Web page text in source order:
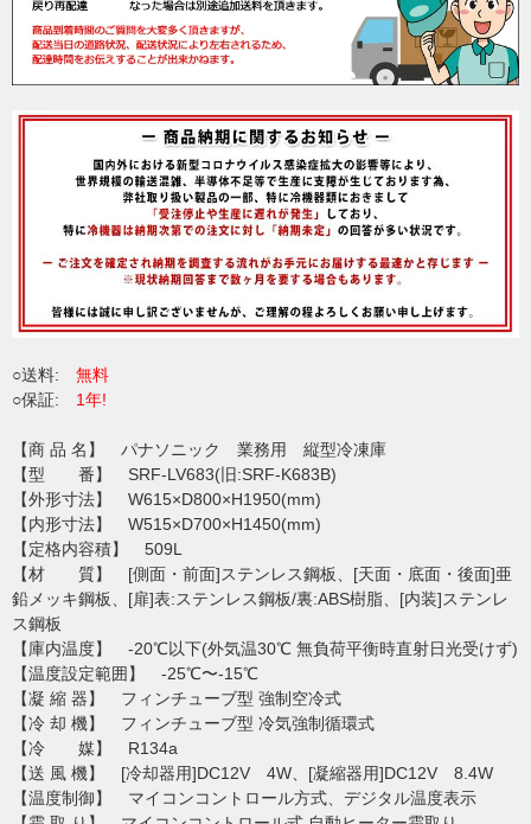
○送料: 無料
○保証: 1年!
【商 品 名】 パナソニック 業務用 縦型冷凍庫
【型 番】 SRF-LV683(旧:SRF-K683B)
【外形寸法】 W615×D800×H1950(mm)
【内形寸法】 W515×D700×H1450(mm)
【定格内容積】 509L
【材 質】 [側面・前面]ステンレス鋼板、[天面・底面・後面]亜
鉛メッキ鋼板、[扉]表:ステンレス鋼板/裏:ABS樹脂、[内装]ステンレ
ス鋼板
【庫内温度】 -20℃以下(外気温30℃ 無負荷平衡時直射日光受けず)
【温度設定範囲】 -25℃〜-15℃
【凝 縮 器】 フィンチューブ型 強制空冷式
【冷 却 機】 フィンチューブ型 冷気強制循環式
【冷 媒】 R134a
【送 風 機】 [冷却器用]DC12V 4W、[凝縮器用]DC12V 8.4W
【温度制御】 マイコンコントロール方式、デジタル温度表示